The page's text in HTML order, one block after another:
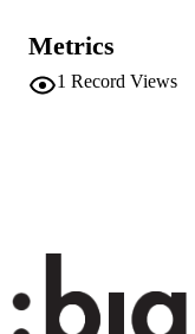
PAGES
IDENTIFIERS
RESOURCE
TYPE
Metrics
1 Record Views